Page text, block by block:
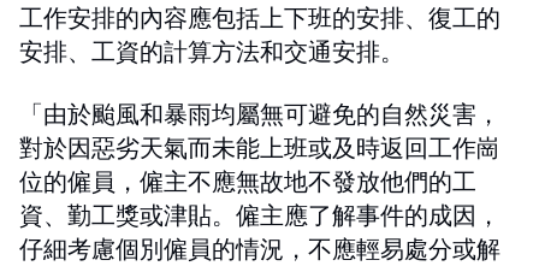
工作安排的內容應包括上下班的安排、復工的
安排、工資的計算方法和交通安排。
「由於颱風和暴雨均屬無可避免的自然災害，
對於因惡劣天氣而未能上班或及時返回工作崗
位的僱員，僱主不應無故地不發放他們的工
資、勤工獎或津貼。僱主應了解事件的成因，
仔細考慮個別僱員的情況，不應輕易處分或解